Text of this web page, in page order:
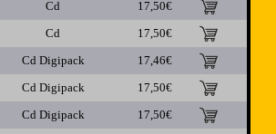
Cd
17,50€
Cd
17,50€
Cd Digipack
17,46€
Cd Digipack
17,50€
Cd Digipack
17,50€